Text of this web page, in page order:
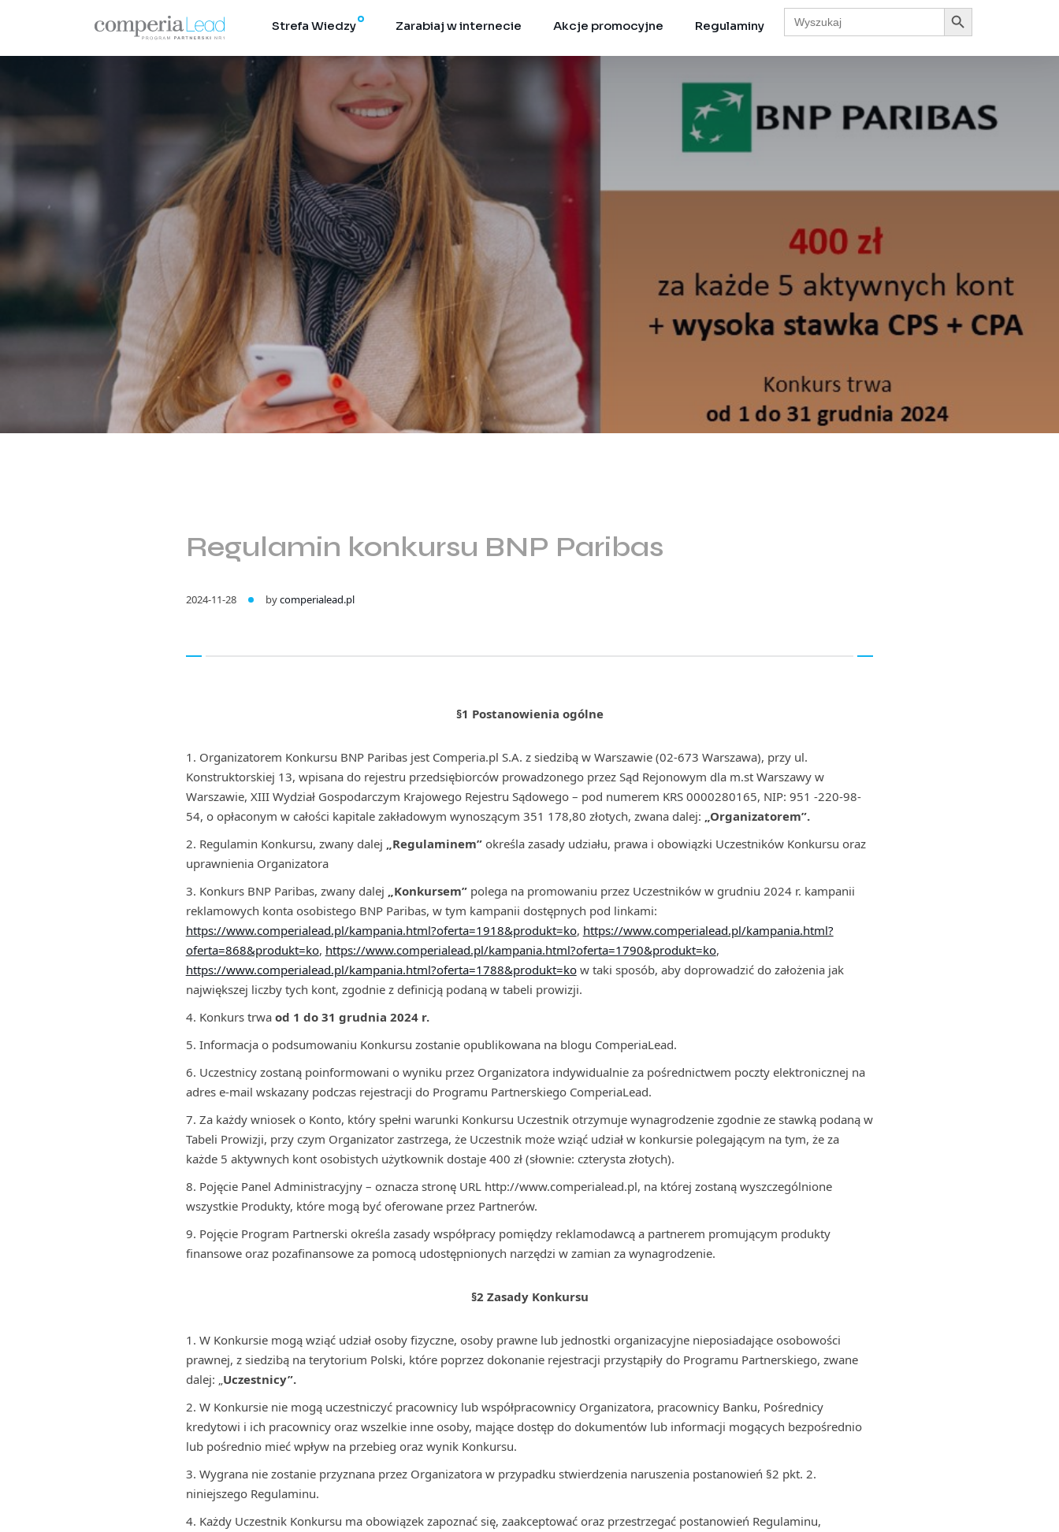
Strefa Wiedzy Zarabiaj w internecie Akcje promocyjne Regulaminy
Search
for:
Search Button
Regulamin konkursu BNP Paribas
2024-11-28 bycomperialead.pl
§1 Postanowienia ogólne
Organizatorem Konkursu BNP Paribas jest Comperia.pl S.A. z siedzibą w Warszawie (02-673 Warszawa), przy ul.
Konstruktorskiej 13, wpisana do rejestru przedsiębiorców prowadzonego przez Sąd Rejonowym dla m.st Warszawy w
Warszawie, XIII Wydział Gospodarczym Krajowego Rejestru Sądowego – pod numerem KRS 0000280165, NIP: 951 -220-98-
54, o opłaconym w całości kapitale zakładowym wynoszącym 351 178,80 złotych, zwana dalej: „Organizatorem”.
Regulamin Konkursu, zwany dalej „Regulaminem”określa zasady udziału, prawa i obowiązki Uczestników Konkursu oraz
uprawnienia Organizatora
Konkurs BNP Paribas, zwany dalej „Konkursem”polega na promowaniu przez Uczestników w grudniu 2024 r. kampanii
reklamowych konta osobistego BNP Paribas, w tym kampanii dostępnych pod linkami:
https://www.comperialead.pl/kampania.html?oferta=1918&produkt=ko, https://www.comperialead.pl/kampania.html?
oferta=868&produkt=ko, https://www.comperialead.pl/kampania.html?oferta=1790&produkt=ko,
https://www.comperialead.pl/kampania.html?oferta=1788&produkt=kow taki sposób, aby doprowadzić do założenia jak
największej liczby tych kont, zgodnie z definicją podaną w tabeli prowizji.
Konkurs trwa od 1 do 31 grudnia 2024 r.
Informacja o podsumowaniu Konkursu zostanie opublikowana na blogu ComperiaLead.
Uczestnicy zostaną poinformowani o wyniku przez Organizatora indywidualnie za pośrednictwem poczty elektronicznej na
adres e-mail wskazany podczas rejestracji do Programu Partnerskiego ComperiaLead.
Za każdy wniosek o Konto, który spełni warunki Konkursu Uczestnik otrzymuje wynagrodzenie zgodnie ze stawką podaną w
Tabeli Prowizji, przy czym Organizator zastrzega, że Uczestnik może wziąć udział w konkursie polegającym na tym, że za
każde 5 aktywnych kont osobistych użytkownik dostaje 400 zł (słownie: czterysta złotych).
Pojęcie Panel Administracyjny – oznacza stronę URL http://www.comperialead.pl, na której zostaną wyszczególnione
wszystkie Produkty, które mogą być oferowane przez Partnerów.
Pojęcie Program Partnerski określa zasady współpracy pomiędzy reklamodawcą a partnerem promującym produkty
finansowe oraz pozafinansowe za pomocą udostępnionych narzędzi w zamian za wynagrodzenie.
§2 Zasady Konkursu
W Konkursie mogą wziąć udział osoby fizyczne, osoby prawne lub jednostki organizacyjne nieposiadające osobowości
prawnej, z siedzibą na terytorium Polski, które poprzez dokonanie rejestracji przystąpiły do Programu Partnerskiego, zwane
dalej: „Uczestnicy”.
W Konkursie nie mogą uczestniczyć pracownicy lub współpracownicy Organizatora, pracownicy Banku, Pośrednicy
kredytowi i ich pracownicy oraz wszelkie inne osoby, mające dostęp do dokumentów lub informacji mogących bezpośrednio
lub pośrednio mieć wpływ na przebieg oraz wynik Konkursu.
Wygrana nie zostanie przyznana przez Organizatora w przypadku stwierdzenia naruszenia postanowień §2 pkt. 2.
niniejszego Regulaminu.
Każdy Uczestnik Konkursu ma obowiązek zapoznać się, zaakceptować oraz przestrzegać postanowień Regulaminu,